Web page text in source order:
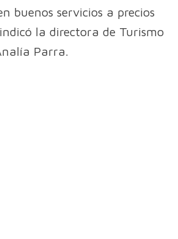
buenos servicios a precios
la directora de Turismo
Parra.